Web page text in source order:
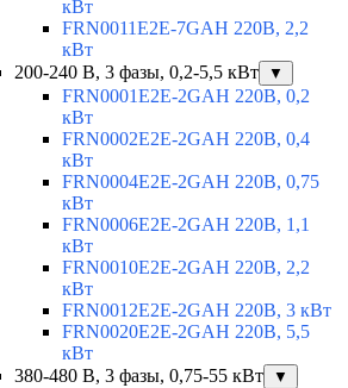
кВт
FRN0011E2E-7GAH 220В, 2,2
кВт
200-240 В, 3 фазы, 0,2-5,5 кВт
▼
FRN0001E2E-2GAH 220В, 0,2
кВт
FRN0002E2E-2GAH 220В, 0,4
кВт
FRN0004E2E-2GAH 220В, 0,75
кВт
FRN0006E2E-2GAH 220В, 1,1
кВт
FRN0010E2E-2GAH 220В, 2,2
кВт
FRN0012E2E-2GAH 220В, 3 кВт
FRN0020E2E-2GAH 220В, 5,5
кВт
380-480 В, 3 фазы, 0,75-55 кВт
▼